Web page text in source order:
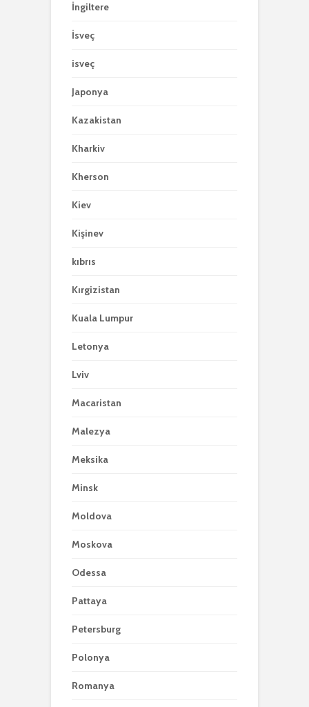
İngiltere
İsveç
isveç
Japonya
Kazakistan
Kharkiv
Kherson
Kiev
Kişinev
kıbrıs
Kırgizistan
Kuala Lumpur
Letonya
Lviv
Macaristan
Malezya
Meksika
Minsk
Moldova
Moskova
Odessa
Pattaya
Petersburg
Polonya
Romanya